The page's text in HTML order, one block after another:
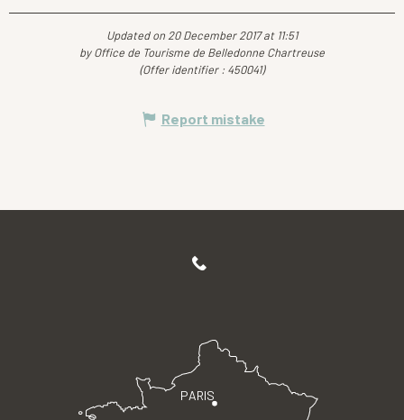
Updated on 20 December 2017 at 11:51
by Office de Tourisme de Belledonne Chartreuse
(Offer identifier : 450041)
Report mistake
PARIS